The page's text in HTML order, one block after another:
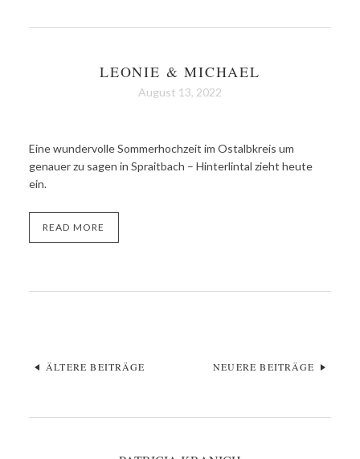
LEONIE & MICHAEL
August 13, 2022
Eine wundervolle Sommerhochzeit im Ostalbkreis um
genauer zu sagen in Spraitbach – Hinterlintal zieht heute
ein.
READ MORE
ÄLTERE BEITRÄGE NEUERE BEITRÄGE